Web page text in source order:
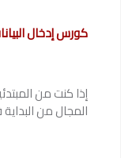
كورس إدخال
إذا كنت من
المجال من